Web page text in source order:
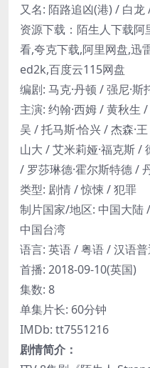
又名: 陌路追凶(港) / 白
资源下载：陌生人下载
看,夸克下载,阿里网盘,迅
ed2k,百度云115网盘
编剧: 马克·丹顿 / 强尼·斯
主演: 约翰·西姆 / 黄秋生
吴 / 托马斯·恰兴 / 杰森·
山大 / 艾米莉娅·福克斯 /
/ 罗莎琳德·霍尔斯特德 /
类型: 剧情 / 惊悚 / 犯罪
制片国家/地区: 中国大陆
中国台湾
语言: 英语 / 粤语 / 汉语
首播: 2018-09-10(英国)
集数: 8
单集片长: 60分钟
IMDb: tt7551216
剧情简介：